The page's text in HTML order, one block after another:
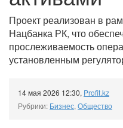
Проект реализован в
Нацбанка РК, что
прослеживаемость
установленным
14 мая 2026 12:30, Profit.kz
Рубрики: Бизнес, Общество